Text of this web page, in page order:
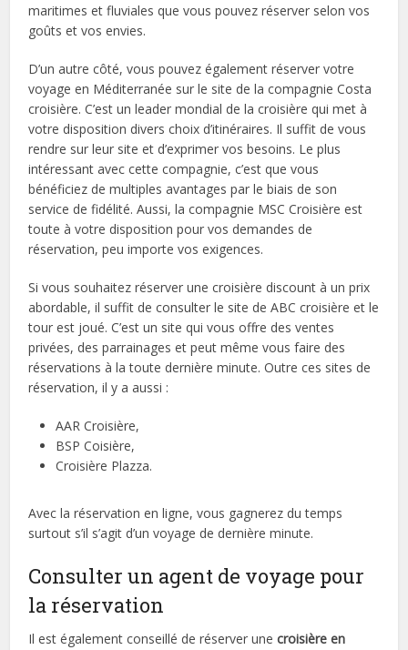
maritimes et fluviales que vous pouvez réserver selon vos
goûts et vos envies.
D’un autre côté, vous pouvez également réserver votre
voyage en Méditerranée sur le site de la compagnie Costa
croisière. C’est un leader mondial de la croisière qui met à
votre disposition divers choix d’itinéraires. Il suffit de vous
rendre sur leur site et d’exprimer vos besoins. Le plus
intéressant avec cette compagnie, c’est que vous
bénéficiez de multiples avantages par le biais de son
service de fidélité. Aussi, la compagnie MSC Croisière est
toute à votre disposition pour vos demandes de
réservation, peu importe vos exigences.
Si vous souhaitez réserver une croisière discount à un prix
abordable, il suffit de consulter le site de ABC croisière et le
tour est joué. C’est un site qui vous offre des ventes
privées, des parrainages et peut même vous faire des
réservations à la toute dernière minute. Outre ces sites de
réservation, il y a aussi :
AAR Croisière,
BSP Coisière,
Croisière Plazza.
Avec la réservation en ligne, vous gagnerez du temps
surtout s’il s’agit d’un voyage de dernière minute.
Consulter un agent de voyage pour
la réservation
Il est également conseillé de réserver unecroisière en